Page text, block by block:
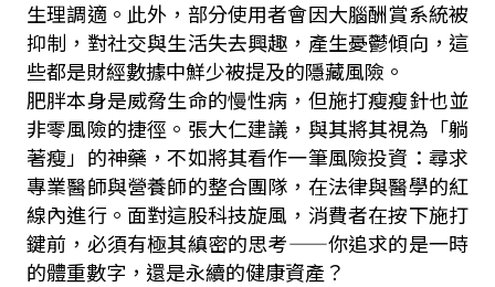
生理調適。此外，部分使用者會因大腦酬賞系統被
抑制，對社交與生活失去興趣，產生憂鬱傾向，這
些都是財經數據中鮮少被提及的隱藏風險。
肥胖本身是威脅生命的慢性病，但施打瘦瘦針也並
非零風險的捷徑。張大仁建議，與其將其視為「躺
著瘦」的神藥，不如將其看作一筆風險投資：尋求
專業醫師與營養師的整合團隊，在法律與醫學的紅
線內進行。面對這股科技旋風，消費者在按下施打
鍵前，必須有極其縝密的思考——你追求的是一時
的體重數字，還是永續的健康資產？